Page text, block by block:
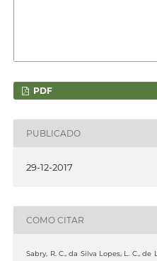
PDF
PUBLICADO
29-12-2017
COMO CITAR
Sabry, R. C., da Silva Lopes, L. C.,